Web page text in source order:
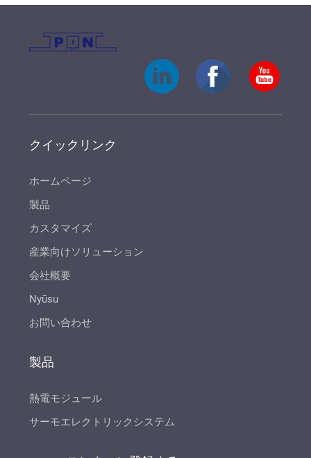
クイックリンク
ホームページ
製品
カスタマイズ
産業向けソリューション
会社概要
Nyūsu
お問い合わせ
製品
熱電モジュール
サーモエレクトリックシステム